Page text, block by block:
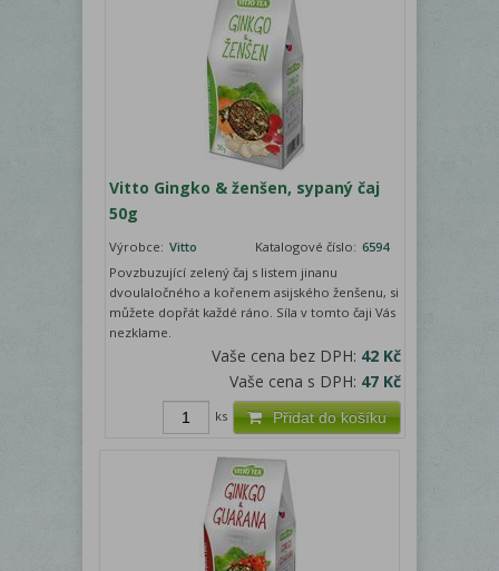
Vitto Gingko & ženšen, sypaný čaj
50g
Výrobce: Vitto Katalogové číslo: 6594
Povzbuzující zelený čaj s listem jinanu
dvoulaločného a kořenem asijského ženšenu, si
můžete dopřát každé ráno. Síla v tomto čaji Vás
nezklame.
Vaše cena bez DPH: 42 Kč
Vaše cena s DPH: 47 Kč
Přidat do košíku
ks